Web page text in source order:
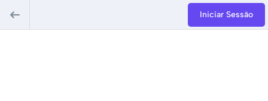
Iniciar Sessão